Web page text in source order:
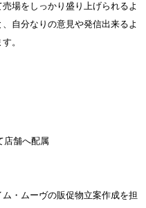
場をしっかり盛り上げられるよ
自分なりの意見や発信出来るよ
。
店舗へ配属
・ムーヴの販促物立案作成を担